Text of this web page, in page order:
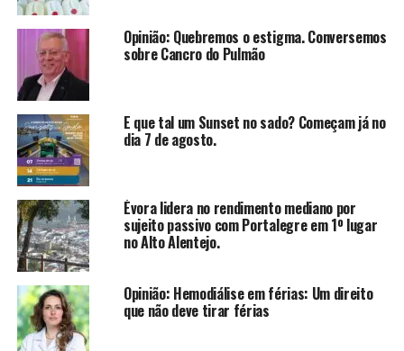
Opinião: Quebremos o estigma. Conversemos
sobre Cancro do Pulmão
E que tal um Sunset no sado? Começam já no
dia 7 de agosto.
Évora lidera no rendimento mediano por
sujeito passivo com Portalegre em 1º lugar
no Alto Alentejo.
Opinião: Hemodiálise em férias: Um direito
que não deve tirar férias